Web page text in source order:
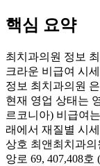
핵심 요약
최치과의원 정보
크라운 비급여 시
정보 최치과의원
현재 영업 상태는
르코니아) 비급여
래에서 재질별 시
상호 최앤최치과
앙로 69, 407,408